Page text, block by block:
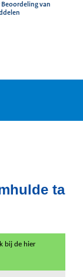
Beoordeling van
ta
bij de hier